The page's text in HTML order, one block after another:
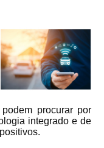
Controle de Frota
de Frota de Caminhões
de Frota de
Empresa de
de Veiculos
de Moto
procurar por
integrado e de